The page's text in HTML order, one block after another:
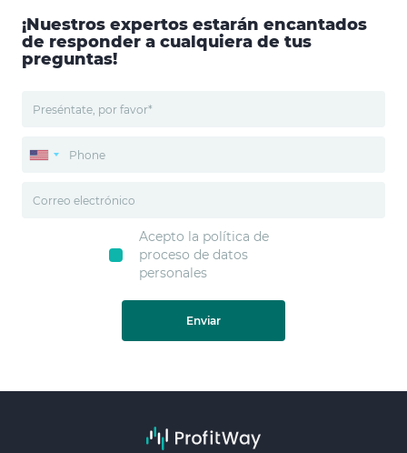
¡Nuestros expertos estarán encantados
de responder a cualquiera de tus
preguntas!
Acepto la política de
proceso de datos
personales
Enviar